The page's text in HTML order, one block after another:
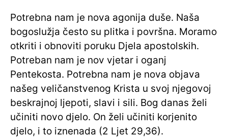
Potrebna nam je nova agonija duše. Naša
bogoslužja često su plitka i površna. Moramo
otkriti i obnoviti poruku Djela apostolskih.
Potreban nam je nov vjetar i oganj
Pentekosta. Potrebna nam je nova objava
našeg veličanstvenog Krista u svoj njegovoj
beskrajnoj ljepoti, slavi i sili. Bog danas želi
učiniti novo djelo. On želi učiniti korjenito
djelo, i to iznenada (2 Ljet 29,36).